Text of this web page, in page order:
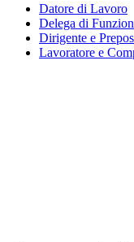
Datore di Lavoro
Delega di
Dirigente e
Lavoratore e